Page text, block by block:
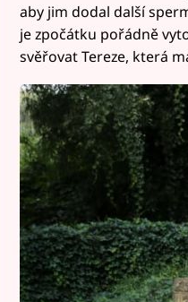
aby jim dodal další
je zpočátku pořádně
svěřovat Tereze, která